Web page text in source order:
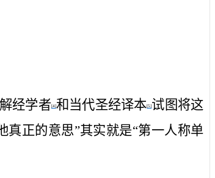
经学者[4]和当代圣经译本[5]试图将这
真正的意思”其实就是“第一人称单